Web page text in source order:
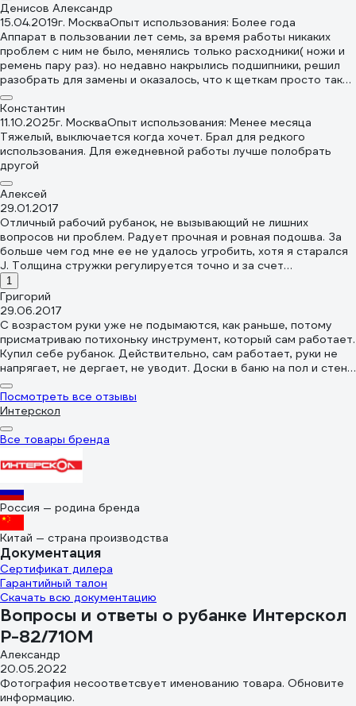
Денисов Александр
15.04.2019г. МоскваОпыт использования: Более года
Аппарат в пользовании лет семь, за время работы никаких
проблем с ним не было, менялись только расходники( ножи и
ремень пару раз). но недавно накрылись подшипники, решил
разобрать для замены и оказалось, что к щеткам просто так
не подлезть. Точнее щетки вынимаются несложно, но вот
прочистить шахту этих щеток без танцев с бубном нереально.
А в целом вполне себе достойный аппарат, за точность не
скажу, ибо не для столярных работ он приобретался, но
нареканий к нему нет.
Константин
11.10.2025г. МоскваОпыт использования: Менее месяца
Тяжелый, выключается когда хочет. Брал для редкого
использования. Для ежедневной работы лучше полобрать
другой
Алексей
29.01.2017
Отличный рабочий рубанок, не вызывающий не лишних
вопросов ни проблем. Радует прочная и ровная подошва. За
больше чем год мне ее не удалось угробить, хотя я старался
J. Толщина стружки регулируется точно и за счет
подпружиненной рукояти не сбивается. Ножи менять легко,
если наловчиться. Их кстати в комплекте не поставляют. Это
косячок, но если заранее внимание обратить, то купить не
проблема. В общем, за эти деньги получить хороший рубанок
с плавным пуском и поддержкой оборотов – это класс.
1
Григорий
29.06.2017
С возрастом руки уже не подымаются, как раньше, потому
присматриваю потихоньку инструмент, который сам работает.
Купил себе рубанок. Действительно, сам работает, руки не
напрягает, не дергает, не уводит. Доски в баню на пол и стены
сострогал за два дня, раньше пришлось бы неделю маяться.
Качество строгания - блеск, ровно и ни одного задира, даже и
циклевать не придется.
Посмотреть все отзывы
Интерскол
Все товары бренда
Россия — родина бренда
Китай — страна производства
Документация
Сертификат дилера
Гарантийный талон
Скачать всю документацию
Вопросы и ответы о рубанке Интерскол
Р-82/710М
Александр
20.05.2022
Фотография несоответсвует именованию товара. Обновите
информацию.